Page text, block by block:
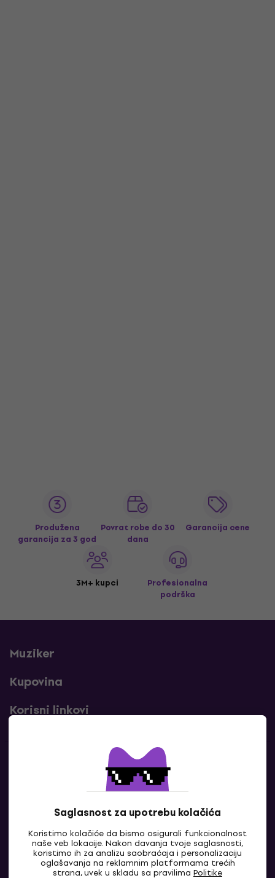
Saglasnost za upotrebu kolačića
Koristimo kolačiće da bismo osigurali funkcionalnost
naše veb lokacije. Nakon davanja tvoje saglasnosti,
koristimo ih za analizu saobraćaja i personalizaciju
oglašavanja na reklamnim platformama trećih
strana, uvek u skladu sa pravilima Politike
Produžena
garancija za 3 god
Povrat robe do 30
dana
Garancija cene
3M+ kupci
Profesionalna
podrška
Muziker
Kupovina
Korisni linkovi
Kontakti
Kontaktiraj nas